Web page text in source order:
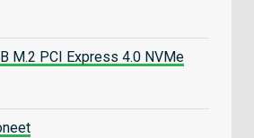
M.2 PCI Express 4.0 NVMe